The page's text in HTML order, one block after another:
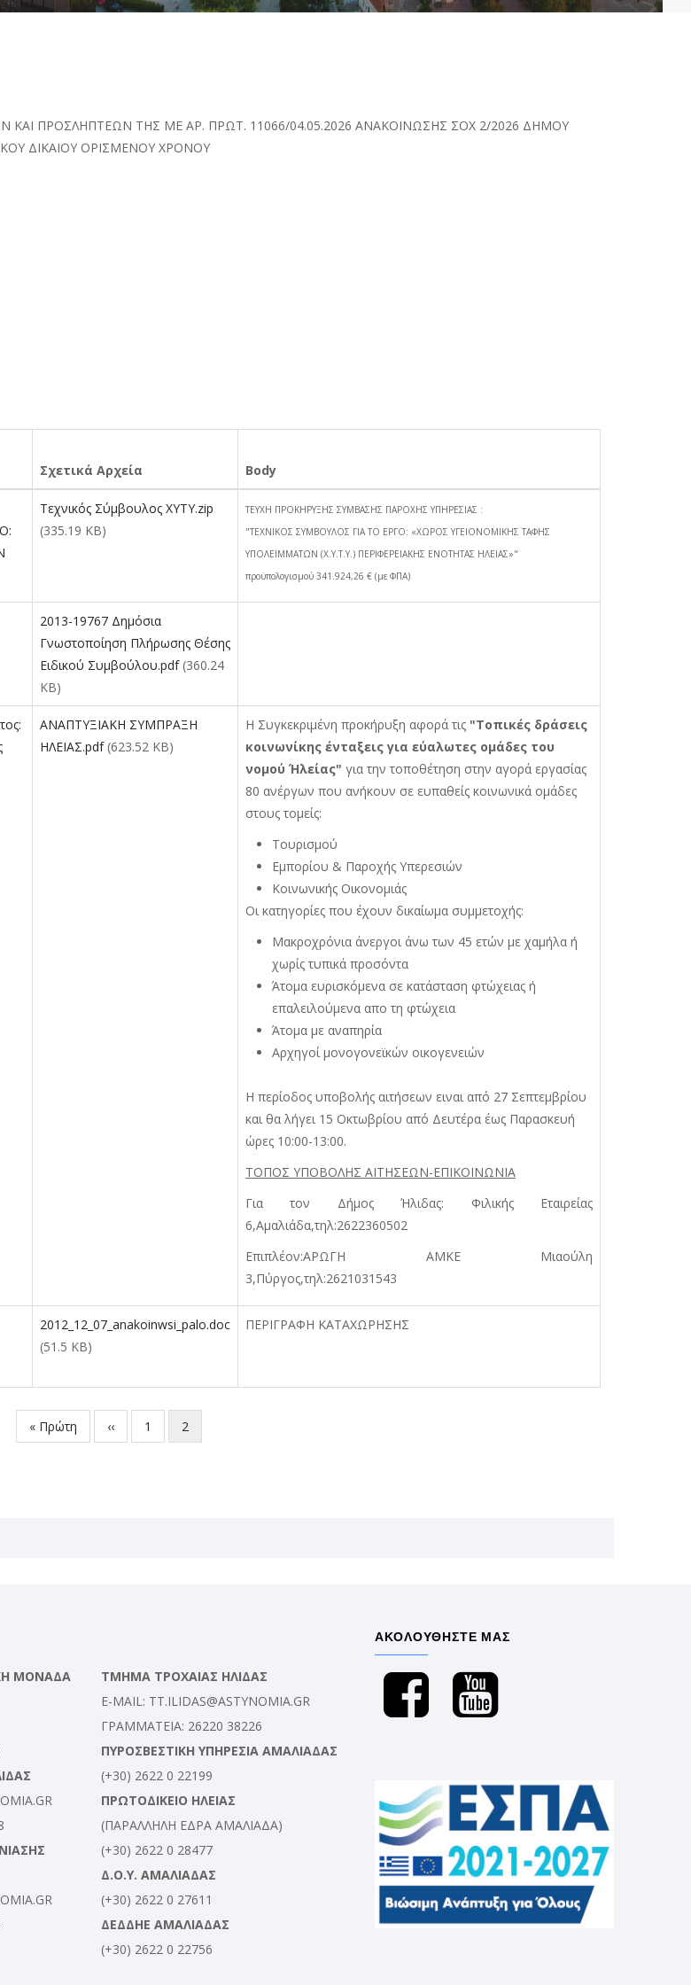
ΚΑΙ ΠΡΟΣΛΗΠΤΕΩΝ ΤΗΣ ΜΕ ΑΡ. ΠΡΩΤ. 11066/04.05.2026 ΑΝΑΚΟΙΝΩΣΗΣ ΣΟΧ 2/2026 ΔΗΜΟΥ
ΔΙΚΑΙΟΥ ΟΡΙΣΜΕΝΟΥ ΧΡΟΝΟΥ
Σχετικά Αρχεία Body
Τεχνικός Σύμβουλος ΧΥΤΥ.zip
(335.19 KB)
ΤΕΥΧΗ ΠΡΟΚΗΡΥΞΗΣ ΣΥΜΒΑΣΗΣ ΠΑΡΟΧΗΣ ΥΠΗΡΕΣΙΑΣ :
"ΤΕΧΝΙΚΟΣ ΣΥΜΒΟΥΛΟΣ ΓΙΑ ΤΟ ΕΡΓΟ: «ΧΩΡΟΣ ΥΓΕΙΟΝΟΜΙΚΗΣ ΤΑΦΗΣ
ΥΠΟΛΕΙΜΜΑΤΩΝ (Χ.Υ.Τ.Υ.) ΠΕΡΙΦΕΡΕΙΑΚΗΣ ΕΝΟΤΗΤΑΣ ΗΛΕΙΑΣ»"
προϋπολογισμού 341.924,26 € (με ΦΠΑ)
2013-19767 Δημόσια
Γνωστοποίηση Πλήρωσης Θέσης
Ειδικού Συμβούλου.pdf (360.24
KB)
ΑΝΑΠΤΥΞΙΑΚΗ ΣΥΜΠΡΑΞΗ
ΗΛΕΙΑΣ.pdf (623.52 KB)
Η Συγκεκριμένη προκήρυξη αφορά τις "Τοπικές δράσεις
κοινωνίκης ένταξεις για εύαλωτες ομάδες του
νομού Ήλείας" για την τοποθέτηση στην αγορά εργασίας
80 ανέργων που ανήκουν σε ευπαθείς κοινωνικά ομάδες
στους τομείς:
Τουρισμού
Εμπορίου & Παροχής Υπερεσιών
Κοινωνικής Οικονομιάς
Οι κατηγορίες που έχουν δικαίωμα συμμετοχής:
Μακροχρόνια άνεργοι άνω των 45 ετών με χαμήλα ή
χωρίς τυπικά προσόντα
Άτομα ευρισκόμενα σε κατάσταση φτώχειας ή
επαλειλούμενα απο τη φτώχεια
Άτομα με αναπηρία
Αρχηγοί μονογονεϊκών οικογενειών
Η περίοδος υποβολής αιτήσεων ειναι από 27 Σεπτεμβρίου
και θα λήγει 15 Οκτωβρίου από Δευτέρα έως Παρασκευή
ώρες 10:00-13:00.
ΤΟΠΟΣ ΥΠΟΒΟΛΗΣ ΑΙΤΗΣΕΩΝ-ΕΠΙΚΟΙΝΩΝΙΑ
Για τον Δήμος Ήλιδας: Φιλικής Εταιρείας
6,Αμαλιάδα,τηλ:2622360502
Επιπλέον:ΑΡΩΓΗ ΑΜΚΕ Μιαούλη
3,Πύργος,τηλ:2621031543
2012_12_07_anakoinwsi_palo.doc
(51.5 KB)
ΠΕΡΙΓΡΑΦΗ ΚΑΤΑΧΩΡΗΣΗΣ
First
page
« Πρώτη
Προηγούμενη
σελίδα
‹‹ Σελίδα
1
Τρέχουσα
σελίδα
2
ΜΟΝΑΔΑ
ΤΜΗΜΑ ΤΡΟΧΑΙΑΣ ΗΛΙΔΑΣ
E-MAIL: TT.ILIDAS@ASTYNOMIA.GR
ΓΡΑΜΜΑΤΕΙΑ: 26220 38226
ΠΥΡΟΣΒΕΣΤΙΚΗ ΥΠΗΡΕΣΙΑ ΑΜΑΛΙΑΔΑΣ
(+30) 2622 0 22199
ΠΡΩΤΟΔΙΚΕΙΟ ΗΛΕΙΑΣ
(ΠΑΡΑΛΛΗΛΗ ΕΔΡΑ ΑΜΑΛΙΑΔΑ)
(+30) 2622 0 28477
Δ.Ο.Υ. ΑΜΑΛΙΑΔΑΣ
(+30) 2622 0 27611
ΔΕΔΔΗΕ ΑΜΑΛΙΑΔΑΣ
(+30) 2622 0 22756
ΑΚΟΛΟΥΘΗΣΤΕ ΜΑΣ